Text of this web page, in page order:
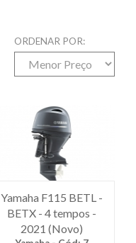
ORDENAR POR:
Yamaha F115 BETL -
BETX - 4 tempos -
2021 (Novo)